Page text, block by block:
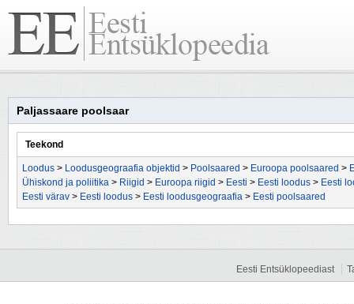
Paljassaare poolsaar
Teekond
Loodus > Loodusgeograafia objektid > Poolsaared > Euroopa poolsaared >
Ühiskond ja poliitika > Riigid > Euroopa riigid > Eesti > Eesti loodus > Eesti
Eesti värav > Eesti loodus > Eesti loodusgeograafia > Eesti poolsaared
Eesti Entsüklopeediast